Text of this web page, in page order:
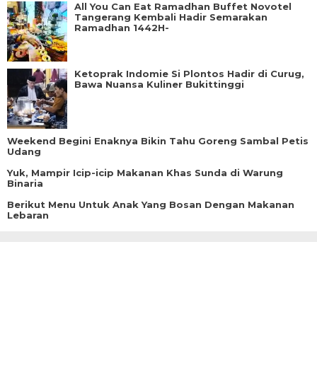
All You Can Eat Ramadhan Buffet Novotel
Tangerang Kembali Hadir Semarakan
Ramadhan 1442H-
Ketoprak Indomie Si Plontos Hadir di Curug,
Bawa Nuansa Kuliner Bukittinggi
Weekend Begini Enaknya Bikin Tahu Goreng Sambal Petis
Udang
Yuk, Mampir Icip-icip Makanan Khas Sunda di Warung
Binaria
Berikut Menu Untuk Anak Yang Bosan Dengan Makanan
Lebaran